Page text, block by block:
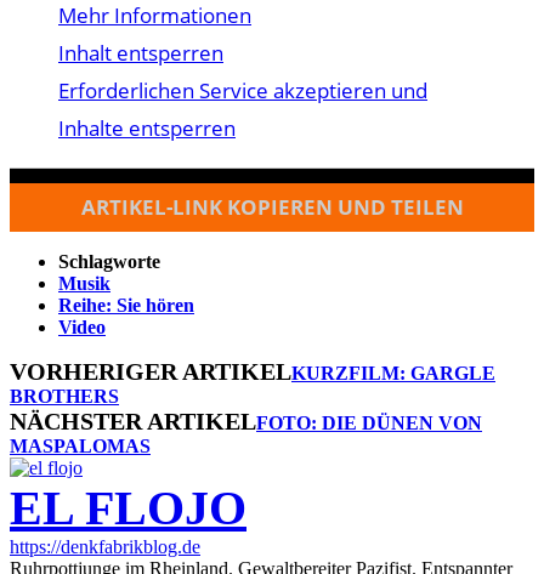
Mehr Informationen
Inhalt entsperren
Erforderlichen Service akzeptieren und
Inhalte entsperren
ARTIKEL-LINK KOPIEREN UND TEILEN
Schlagworte
Musik
Reihe: Sie hören
Video
VORHERIGER ARTIKELKURZFILM: GARGLE
BROTHERS
NÄCHSTER ARTIKELFOTO: DIE DÜNEN VON
MASPALOMAS
EL FLOJO
https://denkfabrikblog.de
Ruhrpottjunge im Rheinland. Gewaltbereiter Pazifist. Entspannter